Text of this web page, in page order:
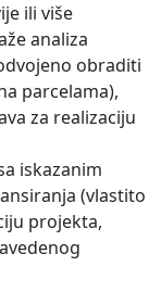
ili više
analiza
obraditi
parcelama),
za realizaciju
iskazanim
(vlastito
projekta,